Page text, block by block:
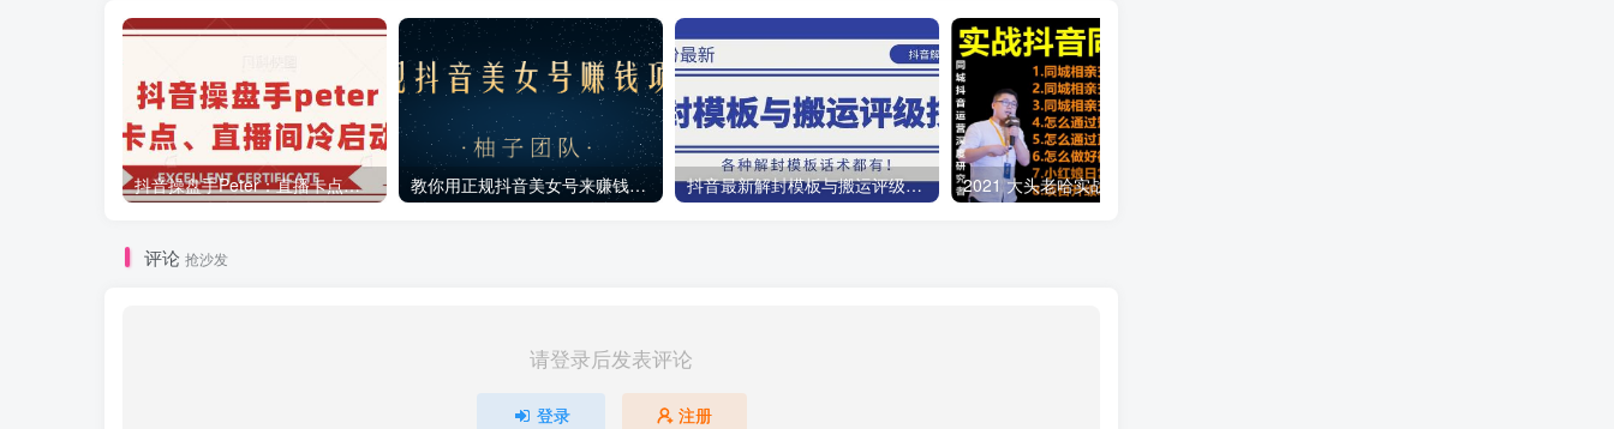
抖音操盘手Peter：直播卡点、直播间冷启动分享 教你用正规抖音美女号来赚钱，用一部手机快速达到千粉，简单操作轻松日入100+ 抖音最新解封模板与搬运评级技术！各种解封模板话术都有！
评论 抢沙发
请登录后发表评论
登录 注册